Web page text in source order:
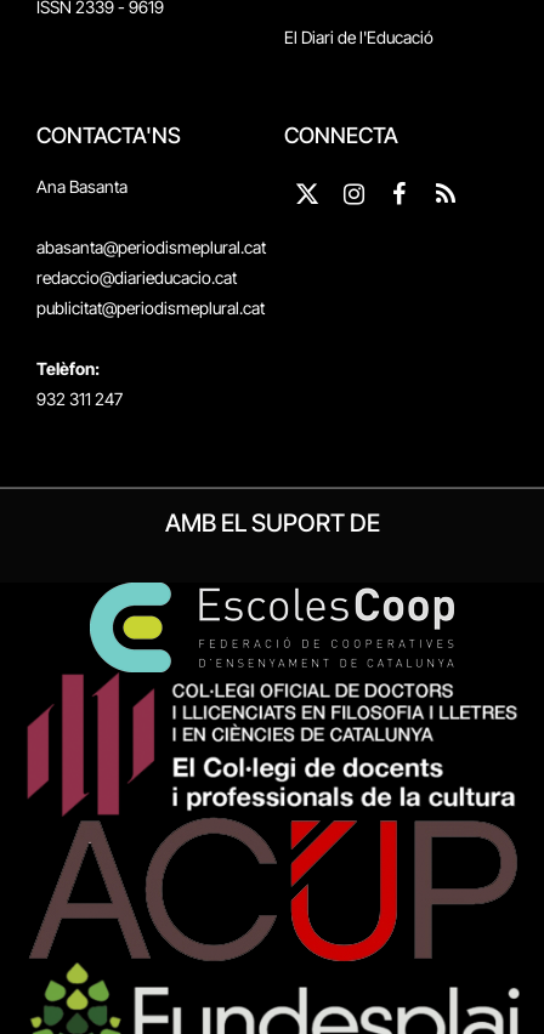
ISSN 2339 - 9619
El Diari de l'Educació
CONTACTA'NS
Ana Basanta
abasanta@periodismeplural.cat
redaccio@diarieducacio.cat
publicitat@periodismeplural.cat
Telèfon:
932 311 247
CONNECTA
X
Instagram
Facebook
RSS
AMB EL SUPORT DE